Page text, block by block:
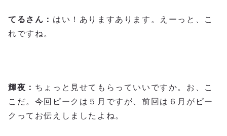
てるさん： はい！ありますあります。えーっと、こ
れですね。
輝夜： ちょっと見せてもらっていいですか。お、こ
こだ。今回ピークは５月ですが、前回は６月がピー
クってお伝えしましたよね。